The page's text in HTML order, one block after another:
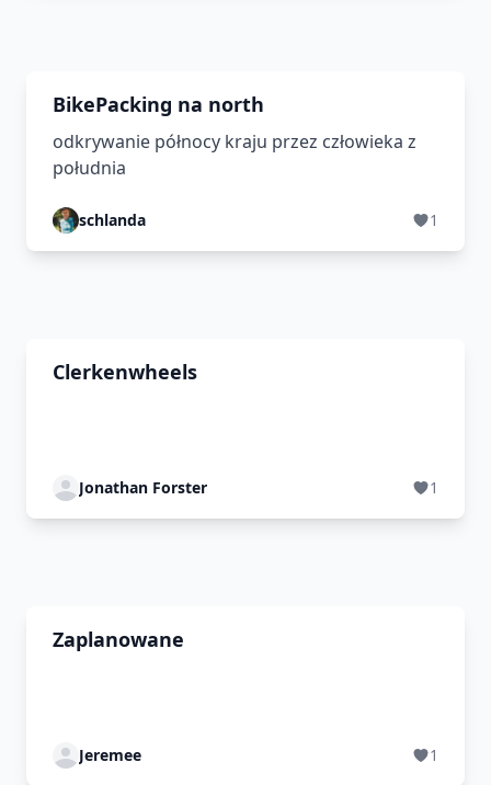
BikePacking na north
odkrywanie północy kraju przez człowieka z
południa
schlanda 1
Clerkenwheels
Jonathan Forster 1
Zaplanowane
Jeremee 1